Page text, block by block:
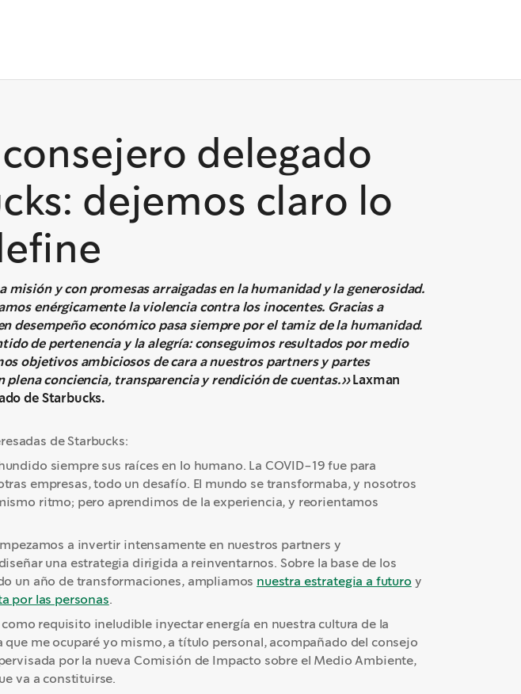
delegado
dejemos claro lo
misión y con promesas arraigadas en la humanidad y la generosidad.
enérgicamente la violencia contra los inocentes. Gracias a
desempeño económico pasa siempre por el tamiz de la humanidad.
de pertenencia y la alegría: conseguimos resultados por medio
objetivos ambiciosos de cara a nuestros partners y partes
plena conciencia, transparencia y rendición de cuentas.»Laxman
de Starbucks.
de Starbucks:
siempre sus raíces en lo humano. La COVID-19 fue para
empresas, todo un desafío. El mundo se transformaba, y nosotros
ritmo; pero aprendimos de la experiencia, y reorientamos
a invertir intensamente en nuestros partners y
una estrategia dirigida a reinventarnos. Sobre la base de los
un año de transformaciones, ampliamos nuestra estrategia a futuro y
por las personas.
requisito ineludible inyectar energía en nuestra cultura de la
me ocuparé yo mismo, a título personal, acompañado del consejo
por la nueva Comisión de Impacto sobre el Medio Ambiente,
va a constituirse.